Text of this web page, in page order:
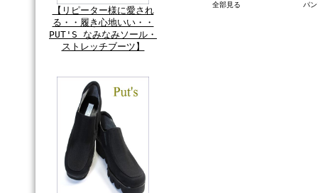
【リピーター様に愛され
る・・履き心地いい・・
PUT'S なみなみソール・
ストレッチブーツ】
全部見る パ